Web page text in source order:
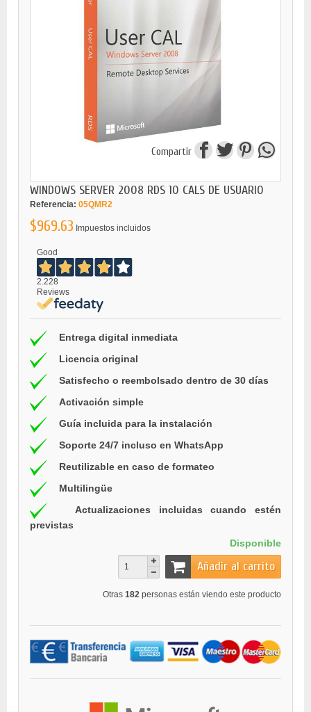
Compartir
WINDOWS SERVER 2008 RDS 10 CALS DE USUARIO
Referencia: 05QMR2
$969.63 Impuestos incluidos
Good
2.228
Reviews
Entrega digital inmediata
Licencia original
Satisfecho o reembolsado dentro de 30 días
Activación simple
Guía incluida para la instalación
Soporte 24/7 incluso en WhatsApp
Reutilizable en caso de formateo
Multilingüe
Actualizaciones incluidas cuando estén
previstas
Disponible
Añadir al carrito
Otras 182 personas están viendo este producto